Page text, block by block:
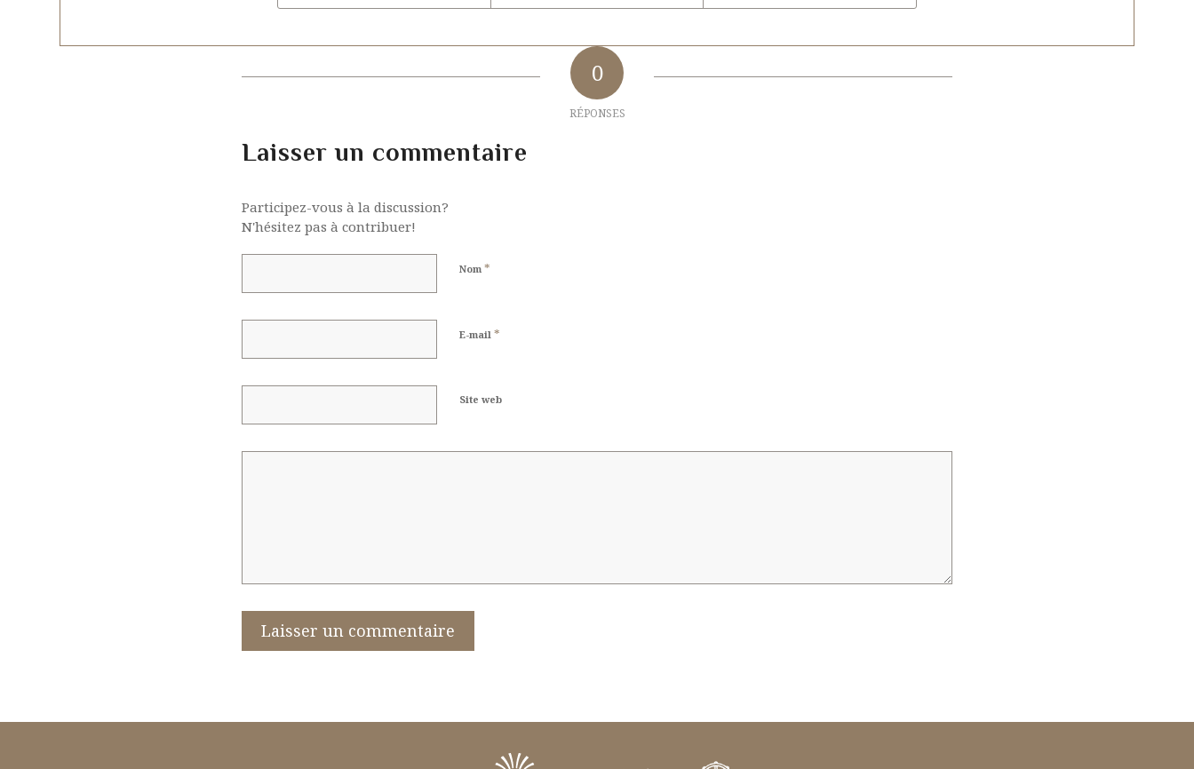
0
RÉPONSES
Laisser un commentaire
Participez-vous à la discussion?
N'hésitez pas à contribuer!
Nom *
E-mail *
Site web